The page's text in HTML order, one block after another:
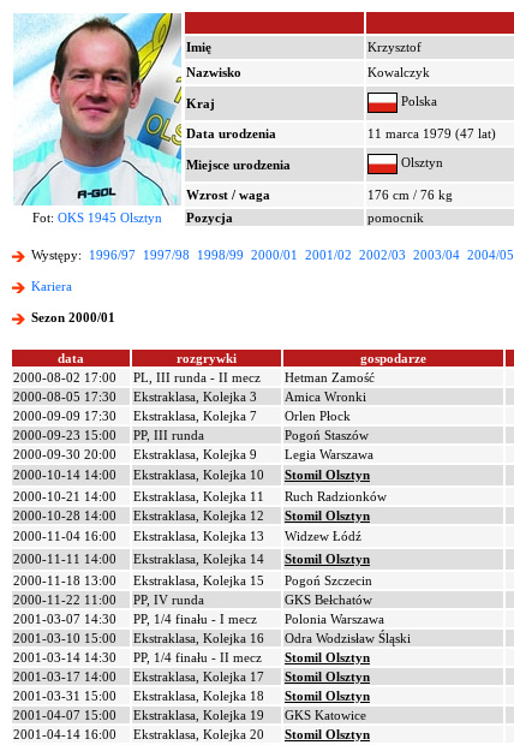
Imię
Krzysztof
Nazwisko
Kowalczyk
Kraj Polska
Data urodzenia 11 marca 1979 (47 lat)
Miejsce urodzenia Olsztyn
Wzrost / waga
176 cm / 76 kg
Fot: OKS 1945 Olsztyn Pozycja pomocnik
Występy: 1996/97 1997/98 1998/99 2000/01 2001/02 2002/03 2003/04 2004/05
Kariera
Sezon 2000/01
data rozgrywki gospodarze
2000-08-02 17:00
PL, III runda - II mecz Hetman Zamość
2000-08-05 17:30
Ekstraklasa, Kolejka 3 Amica Wronki
2000-09-09 17:30
Ekstraklasa, Kolejka 7 Orlen Płock
2000-09-23 15:00
PP, III runda Pogoń Staszów
2000-09-30 20:00
Ekstraklasa, Kolejka 9 Legia Warszawa
2000-10-14 14:00
Ekstraklasa, Kolejka 10 Stomil Olsztyn
2000-10-21 14:00
Ekstraklasa, Kolejka 11 Ruch Radzionków
2000-10-28 14:00
Ekstraklasa, Kolejka 12 Stomil Olsztyn
2000-11-04 16:00
Ekstraklasa, Kolejka 13 Widzew Łódź
2000-11-11 14:00
Ekstraklasa, Kolejka 14 Stomil Olsztyn
2000-11-18 13:00
Ekstraklasa, Kolejka 15 Pogoń Szczecin
2000-11-22 11:00
PP, IV runda GKS Bełchatów
2001-03-07 14:30
PP, 1/4 finału - I mecz Polonia Warszawa
2001-03-10 15:00
Ekstraklasa, Kolejka 16 Odra Wodzisław Śląski
2001-03-14 14:30
PP, 1/4 finału - II mecz Stomil Olsztyn
2001-03-17 14:00
Ekstraklasa, Kolejka 17 Stomil Olsztyn
2001-03-31 15:00
Ekstraklasa, Kolejka 18 Stomil Olsztyn
2001-04-07 15:00
Ekstraklasa, Kolejka 19 GKS Katowice
2001-04-14 16:00
Ekstraklasa, Kolejka 20 Stomil Olsztyn